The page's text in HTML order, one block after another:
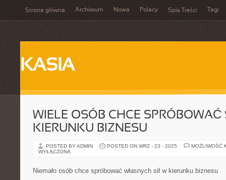
Strona główna Archiwum Nowa Polacy Spis Treści Tagi
KASIA
WIELE OSÓB CHCE SPRÓBOWAĆ
KIERUNKU BIZNESU
POSTED BY ADMIN POSTED ON WRZ - 23 - 2025
MOŻLIWOŚĆ
WYŁĄCZONA
Niemało osób chce spróbować własnych sił w kierunku biznesu